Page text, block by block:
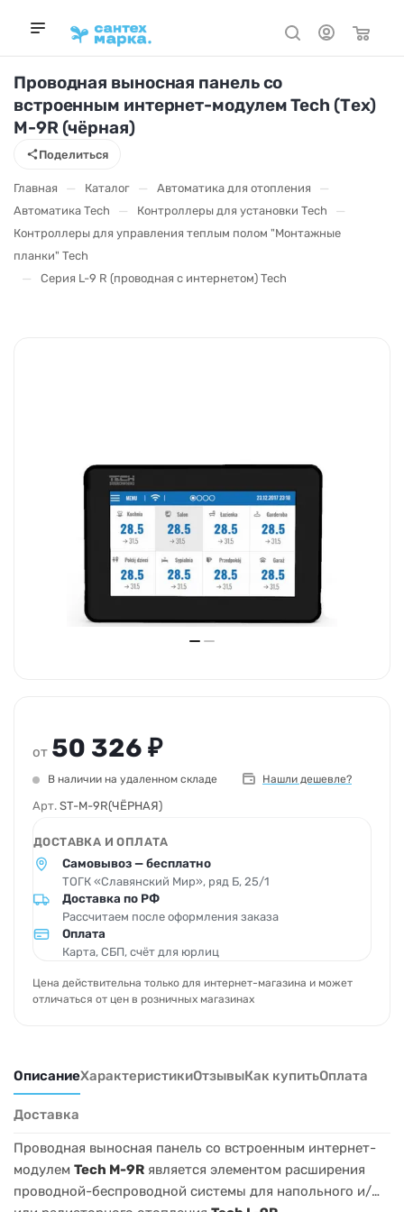
Поделиться
Проводная выносная панель со
встроенным интернет-модулем Tech (Тех)
M-9R (чёрная)
Главная — Каталог — Автоматика для отопления —
Автоматика Tech — Контроллеры для установки Tech —
Контроллеры для управления теплым полом "Монтажные
планки" Tech
— Серия L-9 R (проводная с интернетом) Tech
от 50 326 ₽
В наличии на удаленном складе Нашли дешевле?
Арт. ST-M-9R(ЧЁРНАЯ)
ДОСТАВКА И ОПЛАТА
Самовывоз — бесплатно
ТОГК «Славянский Мир», ряд Б, 25/1
Доставка по РФ
Рассчитаем после оформления заказа
Оплата
Карта, СБП, счёт для юрлиц
Цена действительна только для интернет-магазина и может
отличаться от цен в розничных магазинах
ОписаниеХарактеристикиОтзывыКак купитьОплата
Доставка
Проводная выносная панель со встроенным интернет-
модулем Tech M-9R является элементом расширения
проводной-беспроводной системы для напольного и/